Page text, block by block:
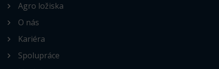
Agro ložiska
O nás
Kariéra
Spolupráce